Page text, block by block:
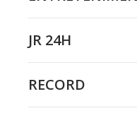
JR 24H
RECORD